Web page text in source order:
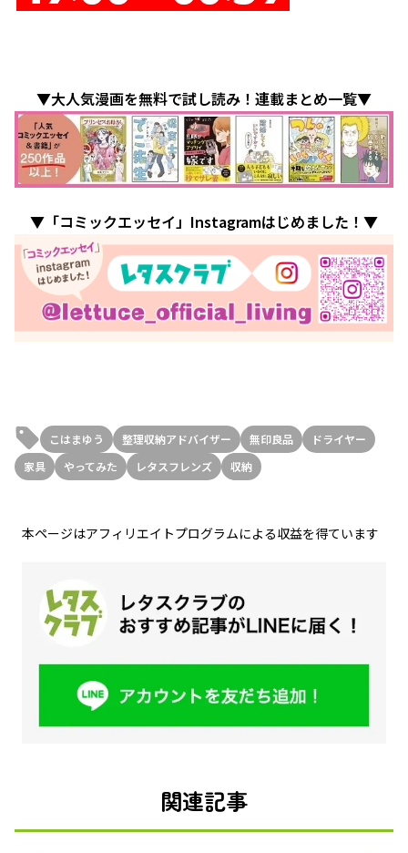
▼大人気漫画を無料で試し読み！連載まとめ一覧▼
▼「コミックエッセイ」Instagramはじめました！▼
こはまゆう 整理収納アドバイザー 無印良品
ドライヤー
家具
やってみた レタスフレンズ 収納
本ページはアフィリエイトプログラムによる収益を得ています
関連記事